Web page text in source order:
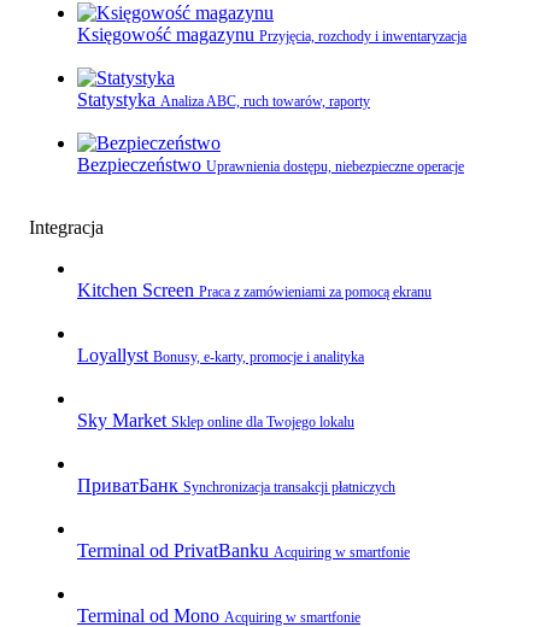
Księgowość magazynu Przyjęcia, rozchody i inwentaryzacja
Statystyka Analiza ABC, ruch towarów, raporty
Bezpieczeństwo Uprawnienia dostępu, niebezpieczne operacje
Integracja
Kitchen Screen Praca z zamówieniami za pomocą ekranu
Loyallyst Bonusy, e‑karty, promocje i analityka
Sky Market Sklep online dla Twojego lokalu
ПриватБанк Synchronizacja transakcji płatniczych
Terminal od PrivatBanku Acquiring w smartfonie
Terminal od Mono Acquiring w smartfonie